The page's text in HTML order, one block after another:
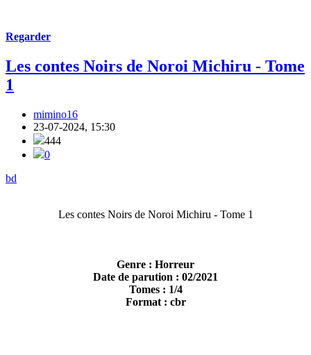
Regarder
Les contes Noirs de Noroi Michiru - Tome
1
mimino16
23-07-2024, 15:30
444
0
bd
Les contes Noirs de Noroi Michiru - Tome 1
Genre : Horreur
Date de parution : 02/2021
Tomes : 1/4
Format : cbr